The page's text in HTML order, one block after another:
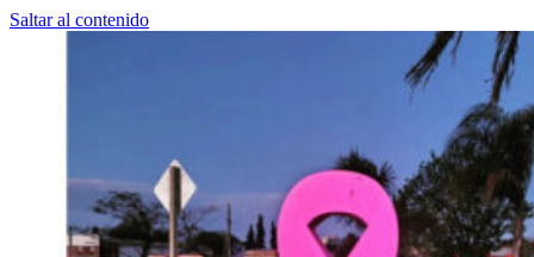
Saltar al contenido